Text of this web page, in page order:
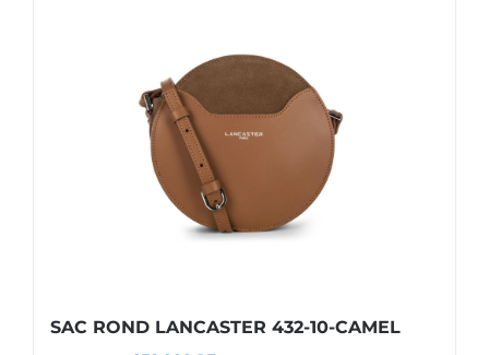
SAC ROND LANCASTER 432-10-CAMEL